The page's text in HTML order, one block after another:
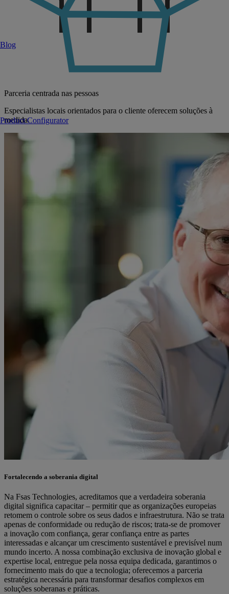
Product Configurator
Blog
Parceria centrada nas pessoas
Especialistas locais orientados para o cliente oferecem soluções à
medida.
Fortalecendo a soberania digital
Na Fsas Technologies, acreditamos que a verdadeira soberania
digital significa capacitar – permitir que as organizações europeias
retomem o controle sobre os seus dados e infraestrutura. Não se trata
apenas de conformidade ou redução de riscos; trata-se de promover
a inovação com confiança, gerar confiança entre as partes
interessadas e alcançar um crescimento sustentável e previsível num
mundo incerto. A nossa combinação exclusiva de inovação global e
expertise local, entregue pela nossa equipa dedicada, garantimos o
fornecimento mais do que a tecnologia; oferecemos a parceria
estratégica necessária para transformar desafios complexos em
soluções soberanas e práticas.